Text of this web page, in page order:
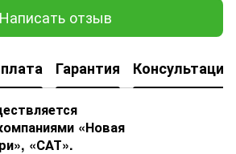
Написать отзыв
Гарантия Консультация